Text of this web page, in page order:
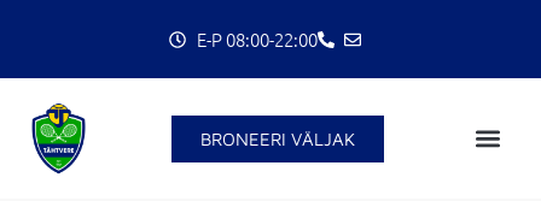
content
E-P 08:00-22:00
BRONEERI VÄLJAK